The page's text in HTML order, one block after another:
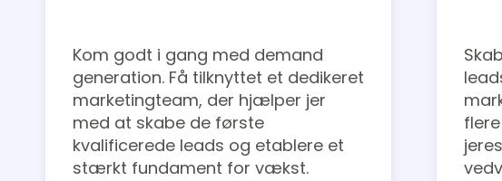
Kom godt i gang med demand
generation. Få tilknyttet et dedikeret
marketingteam, der hjælper jer
med at skabe de første
kvalificerede leads og etablere et
stærkt fundament for vækst.